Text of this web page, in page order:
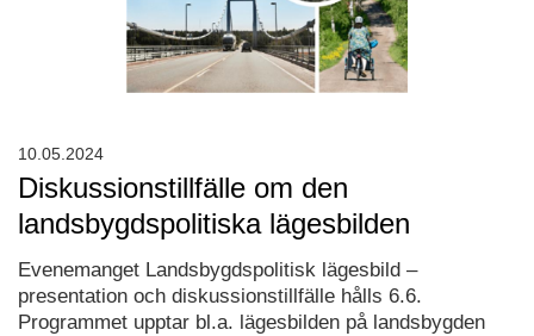
Diskussionstillfälle om den
landsbygdspolitiska lägesbilden
Evenemanget Landsbygdspolitisk lägesbild –
presentation och diskussionstillfälle hålls 6.6.
Programmet upptar bl.a. lägesbilden på landsbygden
10.05.2024